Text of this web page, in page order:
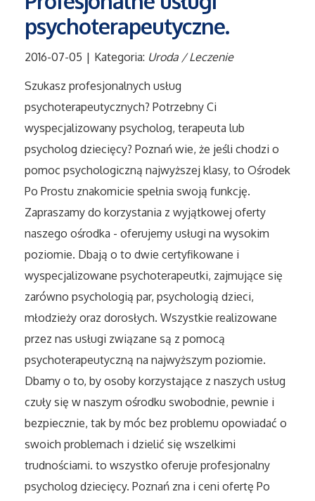
Dla Dzieci
Wyposażenie Wnętrz
Wyposażenie Łazienki
Sport
Elektronika, RTV, AGD
Art. Dla Zwierząt
Ogród, Rośliny
Chemia
Art. Spożywcze
Materiały Eksploatacyjne
Inne Sklepy
Elektronarzędzia
psychoterapeutyczne.
2016-07-05 | Kategoria: Uroda / Leczenie
Szukasz profesjonalnych usług
psychoterapeutycznych? Potrzebny Ci
wyspecjalizowany psycholog, terapeuta lub
psycholog dziecięcy? Poznań wie, że jeśli chodzi o
pomoc psychologiczną najwyższej klasy, to Ośrodek
Po Prostu znakomicie spełnia swoją funkcję.
Zapraszamy do korzystania z wyjątkowej oferty
naszego ośrodka - oferujemy usługi na wysokim
poziomie. Dbają o to dwie certyfikowane i
wyspecjalizowane psychoterapeutki, zajmujące się
zarówno psychologią par, psychologią dzieci,
młodzieży oraz dorosłych. Wszystkie realizowane
przez nas usługi związane są z pomocą
psychoterapeutyczną na najwyższym poziomie.
Dbamy o to, by osoby korzystające z naszych usług
czuły się w naszym ośrodku swobodnie, pewnie i
bezpiecznie, tak by móc bez problemu opowiadać o
swoich problemach i dzielić się wszelkimi
trudnościami. to wszystko oferuje profesjonalny
psycholog dziecięcy. Poznań zna i ceni ofertę Po